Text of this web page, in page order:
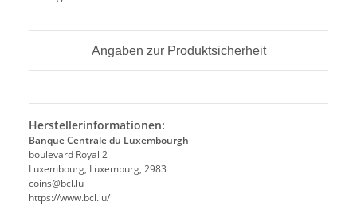
Angaben zur Produktsicherheit
Herstellerinformationen:
Banque Centrale du Luxembourgh
boulevard Royal 2
Luxembourg, Luxemburg, 2983
coins@bcl.lu
https://www.bcl.lu/